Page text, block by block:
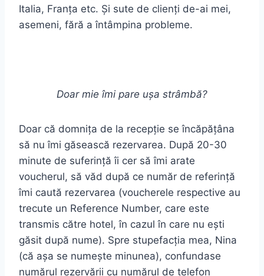
Italia, Franța etc. Și sute de clienți de-ai mei,
asemeni, fără a întâmpina probleme.
Doar mie îmi pare ușa strâmbă?
Doar că domnița de la recepție se încăpățâna
să nu îmi găsească rezervarea. După 20-30
minute de suferință îi cer să îmi arate
voucherul, să văd după ce număr de referință
îmi caută rezervarea (voucherele respective au
trecute un Reference Number, care este
transmis către hotel, în cazul în care nu ești
găsit după nume). Spre stupefacția mea, Nina
(că așa se numește minunea), confundase
numărul rezervării cu numărul de telefon